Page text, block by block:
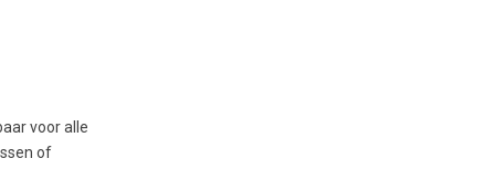
voor alle
of